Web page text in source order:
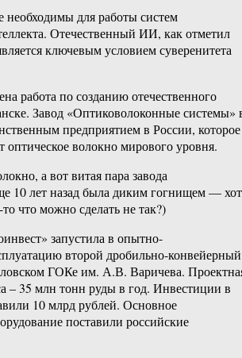
необходимы для работы систем
Отечественный ИИ, как отметил
ключевым условием суверенитета
работа по созданию отечественного
Завод «Оптиковолоконные системы»
предприятием в России, которое
оптическое волокно мирового уровня.
а вот витая пара завода
10 лет назад была диким гогнищем —
что можно сделать не так?)
запустила в опытно-
второй дробильно-конвейерный
ГОКе им. А.В. Варичева.
– 35 млн тонн руды в год. Инвестиции в
10 млрд рублей. Основное
поставили российские